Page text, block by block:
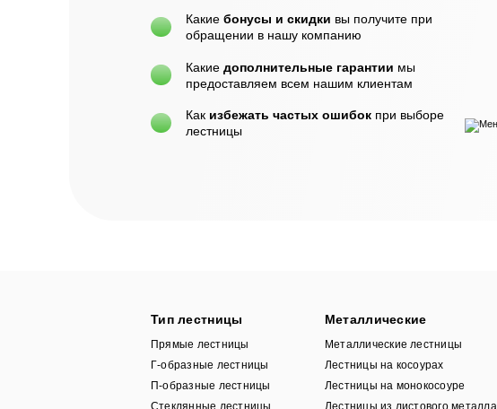
Какиебонусы и скидки вы получите при
обращении в нашу компанию
Какиедополнительные гарантии мы
предоставляем всем нашим клиентам
Какизбежать частых ошибок при выборе
лестницы
Тип лестницы
Прямые лестницы
Г-образные лестницы
П-образные лестницы
Стеклянные лестницы
Металлические
Металлические лестницы
Лестницы на косоурах
Лестницы на монокосоуре
Лестницы из листового металла